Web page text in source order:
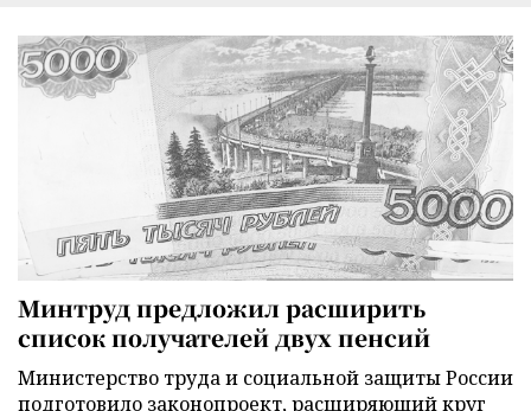
Минтруд предложил расширить
список получателей двух пенсий
Министерство труда и социальной защиты России
подготовило законопроект, расширяющий круг